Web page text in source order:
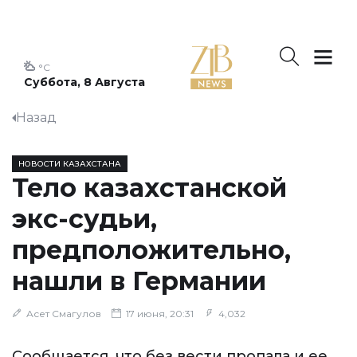
Суббота, 8 Августа
°C
Назад
НОВОСТИ КАЗАХСТАНА
Тело казахстанской
экс-судьи,
предположительно,
нашли в Германии
Асет Смагулов 17 июня, 20:31 4,032